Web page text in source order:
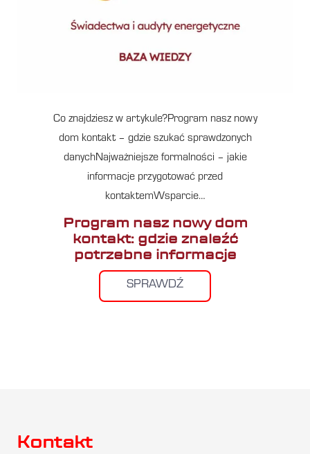
Co znajdziesz w artykule?Program nasz nowy
dom kontakt – gdzie szukać sprawdzonych
danychNajważniejsze formalności – jakie
informacje przygotować przed
kontaktemWsparcie…
Program nasz nowy dom
kontakt: gdzie znaleźć
potrzebne informacje
SPRAWDŹ
Kontakt